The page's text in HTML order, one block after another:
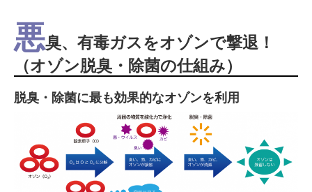
悪臭、有毒ガスをオゾンで撃退！
（オゾン脱臭・除菌の仕組み）
脱臭・除菌に最も効果的なオゾンを利用